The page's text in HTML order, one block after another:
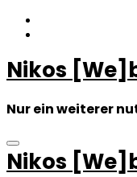
Zum
Inhalt
Nikos
Nur ein weiterer
Nikos